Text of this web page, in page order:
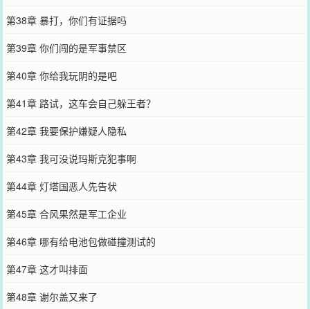
第38章 暴打，你们有证据吗
第39章 你们闯的是军事禁区
第40章 你给我玩阴的是吧
第41章 路试，这车会自己躲王者？
第42章 我要保护嫌疑人隐私
第43章 我可没说玛斯克犯事啊
第44章 灯塔国恶人先告状
第45章 合风果然是军工企业
第46章 哪有给电池包做碰撞测试的
第47章 这才叫排面
第48章 谢尔盖又来了